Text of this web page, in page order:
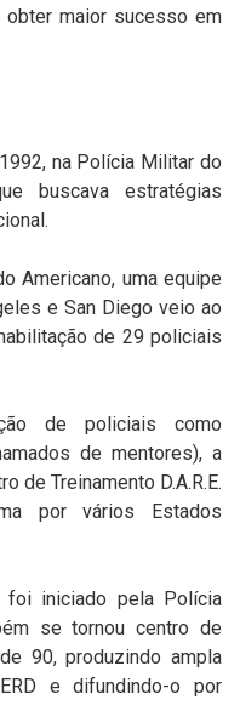
maior sucesso em
na Polícia Militar do
buscava estratégias
Americano, uma equipe
e San Diego veio ao
de 29 policiais
de policiais como
de mentores), a
de Treinamento D.A.R.E.
por vários Estados
foi iniciado pela Polícia
se tornou centro de
90, produzindo ampla
e difundindo-o por